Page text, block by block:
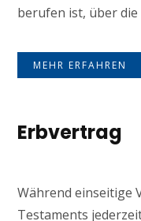
berufen ist, über die
MEHR ERFAHREN
Erbvertrag
Während einseitige
Testaments